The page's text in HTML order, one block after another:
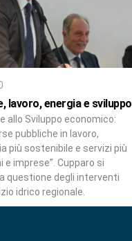
lavoro, energia e sviluppo
allo Sviluppo economico:
pubbliche in lavoro,
più sostenibile e servizi più
imprese”. Cupparo si
questione degli interventi
idrico regionale.